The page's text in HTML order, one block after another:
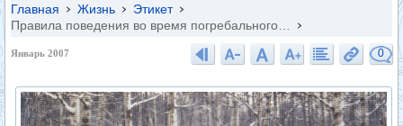
Главная Жизнь
Этикет
Правила поведения во время погребального…
Январь 2007 0